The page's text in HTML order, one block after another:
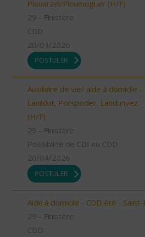
Plouarzel/Ploumoguer (H/F)
29 - Finistère
CDD
20/04/2026
POSTULER
Auxiliaire de vie/ aide à domicile
Lanildut, Porspoder, Landunvez -
(H/F)
29 - Finistère
Possibilité de CDI ou CDD
20/04/2026
POSTULER
Aide à domicile - CDD été - Saint-
29 - Finistère
CDD